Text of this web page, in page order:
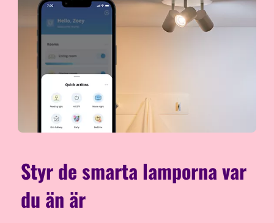
Styr de smarta lamporna var
du än är